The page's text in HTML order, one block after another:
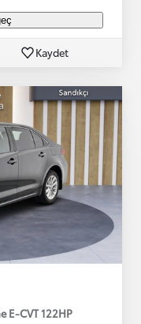
Kaydet
E-CVT 122HP